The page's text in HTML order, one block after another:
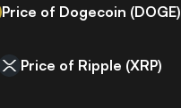
Price of Dogecoin (DOGE)
Price of Ripple (XRP)